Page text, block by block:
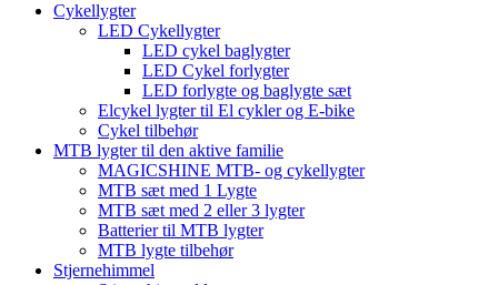
Cykellygter
LED Cykellygter
LED cykel baglygter
LED Cykel forlygter
LED forlygte og baglygte sæt
Elcykel lygter til El cykler og E-bike
Cykel tilbehør
MTB lygter til den aktive familie
MAGICSHINE MTB- og cykellygter
MTB sæt med 1 Lygte
MTB sæt med 2 eller 3 lygter
Batterier til MTB lygter
MTB lygte tilbehør
Stjernehimmel